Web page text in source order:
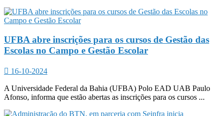
UFBA abre inscrições para os cursos de Gestão das
Escolas no Campo e Gestão Escolar
16-10-2024
A Universidade Federal da Bahia (UFBA) Polo EAD UAB Paulo
Afonso, informa que estão abertas as inscrições para os cursos ...